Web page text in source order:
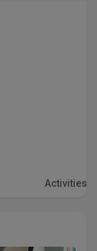
Activities